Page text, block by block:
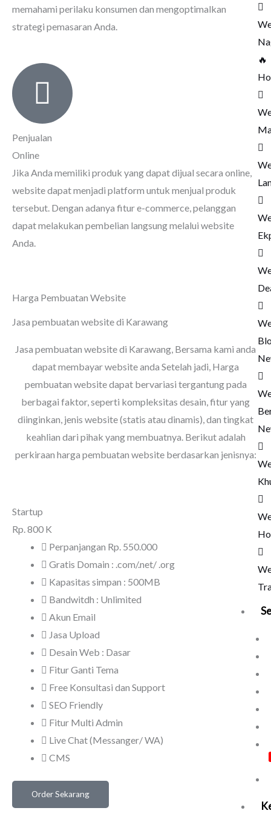
🔥
memahami perilaku konsumen dan mengoptimalkan
strategi pemasaran Anda.
Penjualan
Online
Jika Anda memiliki produk yang dapat dijual secara online,
website dapat menjadi platform untuk menjual produk
tersebut. Dengan adanya fitur e-commerce, pelanggan
dapat melakukan pembelian langsung melalui website
Anda.
Harga Pembuatan Website
Jasa pembuatan website di Karawang
Jasa pembuatan website di Karawang , Bersama kami anda
dapat membayar website anda Setelah jadi, Harga
pembuatan website dapat bervariasi tergantung pada
berbagai faktor, seperti kompleksitas desain, fitur yang
diinginkan, jenis website (statis atau dinamis), dan tingkat
keahlian dari pihak yang membuatnya. Berikut adalah
perkiraan harga pembuatan website berdasarkan jenisnya:
Startup
Rp.800 K
Perpanjangan Rp. 550.000
Gratis Domain : .com/.net/ .org
Kapasitas simpan : 500MB
Bandwitdh : Unlimited
Akun Email
Jasa Upload
Desain Web : Dasar
Fitur Ganti Tema
Free Konsultasi dan Support
SEO Friendly
Fitur Multi Admin
Live Chat (Messanger/ WA)
CMS
Order Sekarang